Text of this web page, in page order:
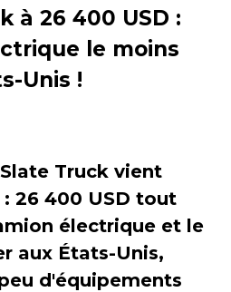
à 26 400 USD :
le moins
Unis !
Truck vient
26 400 USD tout
électrique et le
aux États-Unis,
d'équipements